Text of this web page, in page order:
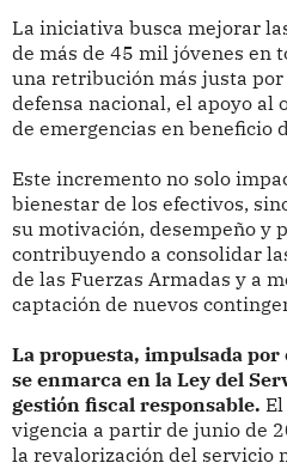
La iniciativa busca mejorar
de más de 45 mil jóvenes en
una retribución más justa
defensa nacional, el apoyo
de emergencias en beneficio
Este incremento no solo
bienestar de los efectivos,
su motivación, desempeño y
contribuyendo a consolidar
de las Fuerzas Armadas y a
captación de nuevos
La propuesta, impulsada
se enmarca en la Ley del
gestión fiscal responsable.
vigencia a partir de junio de
la revalorización del servicio